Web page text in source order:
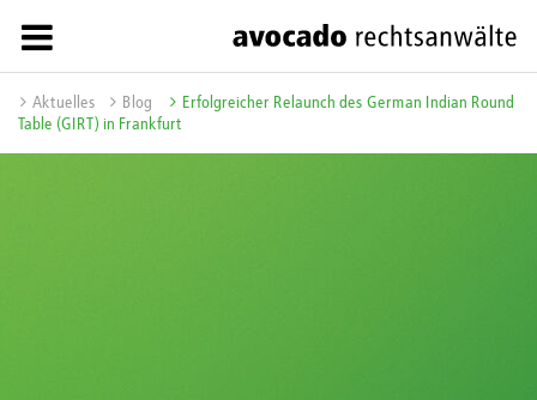
Aktuelles Blog
Erfolgreicher Relaunch des German Indian Round
Table (GIRT) in Frankfurt